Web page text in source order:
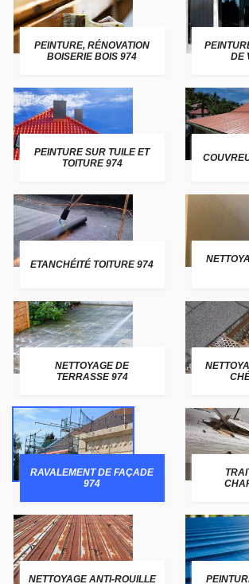
PEINTURE, RÉNOVATION
BOISERIE BOIS 974
DE
PEINTURE SUR TUILE ET
TOITURE 974
ETANCHÉITÉ TOITURE 974
NETTOYAGE DE
TERRASSE 974
RAVALEMENT DE FAÇADE
974
NETTOYAGE ANTI-ROUILLE